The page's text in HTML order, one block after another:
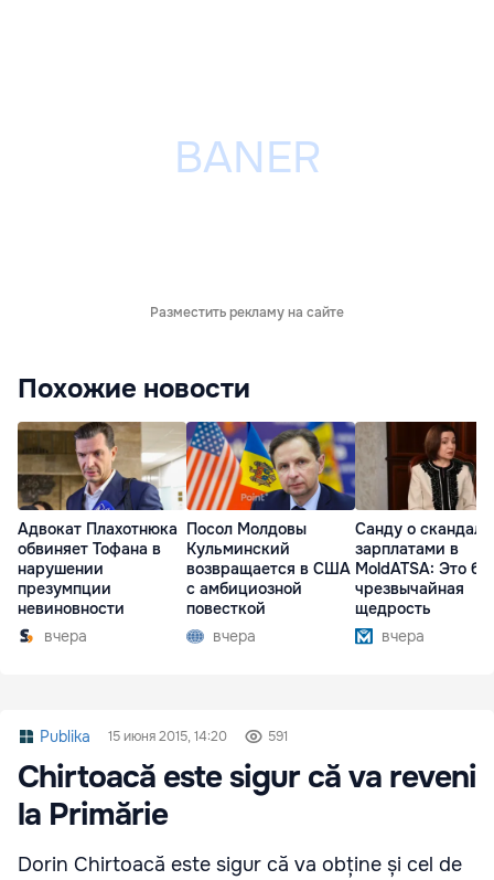
Разместить рекламу на сайте
Похожие новости
Адвокат Плахотнюка
обвиняет Тофана в
нарушении
презумпции
невиновности
вчера
Посол Молдовы
Кульминский
возвращается в США
с амбициозной
повесткой
вчера
Санду о
зарплатами в
MoldATSA: Это
чрезвычайная
щедрость
вчера
Publika 15 июня 2015, 14:20 591
Chirtoacă este sigur că va reveni
la Primărie
Dorin Chirtoacă este sigur că va obține și cel de